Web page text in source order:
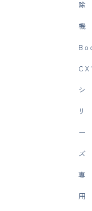
除
機
シ
リ
ー
ズ
専
用